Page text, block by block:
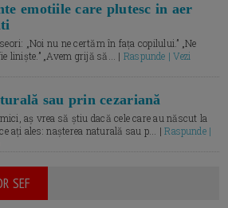
emotiile care plutesc in aer
„Noi nu ne certăm în fața copilului.” „Ne
liniște.” „Avem grijă să... | Raspunde | Vezi
sau prin cezariană
aș vrea să știu dacă cele care au născut la
ați ales: nașterea naturală sau p... |Raspunde |
SEF